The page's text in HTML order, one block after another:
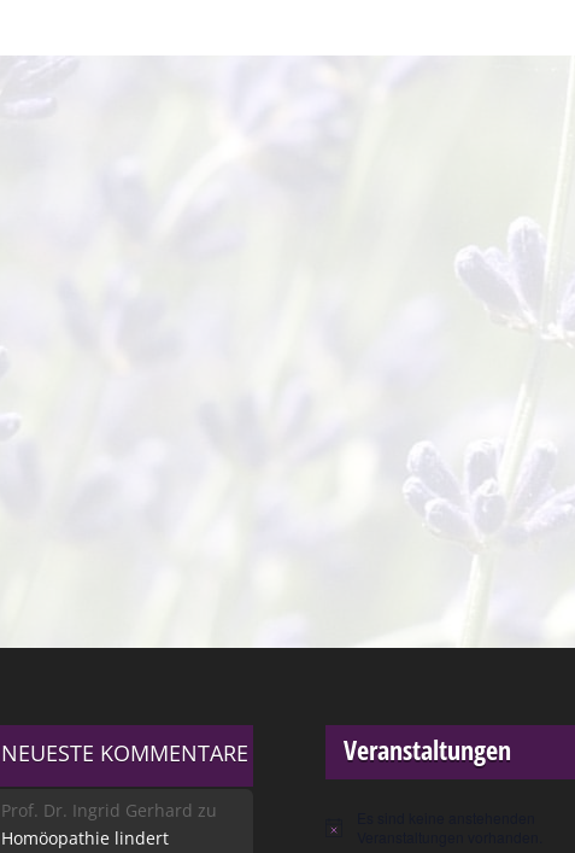
NEUESTE KOMMENTARE
Prof. Dr. Ingrid Gerhard zu
Homöopathie lindert
Veranstaltungen
Hinweis